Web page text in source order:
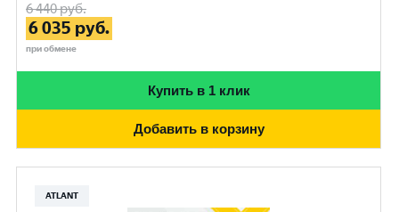
6 440руб.
6 035 руб.
при обмене
Купить в 1 клик
Добавить в корзину
ATLANT